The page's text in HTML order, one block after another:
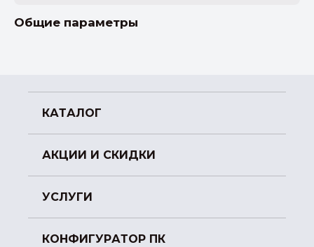
Общие параметры
КАТАЛОГ
АКЦИИ И СКИДКИ
УСЛУГИ
КОНФИГУРАТОР ПК